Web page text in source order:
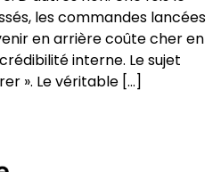
les commandes lancées
en arrière coûte cher en
interne. Le sujet
». Le véritable […]